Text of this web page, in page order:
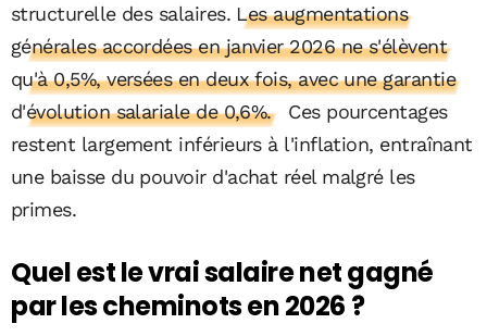
structurelle des salaires. Les augmentations
générales accordées en janvier 2026 ne s'élèvent
qu'à 0,5%, versées en deux fois, avec une garantie
d'évolution salariale de 0,6%.
Ces pourcentages
restent largement inférieurs à l'inflation, entraînant
une baisse du pouvoir d'achat réel malgré les
primes.
Quel est le vrai salaire net gagné
par les cheminots en 2026 ?